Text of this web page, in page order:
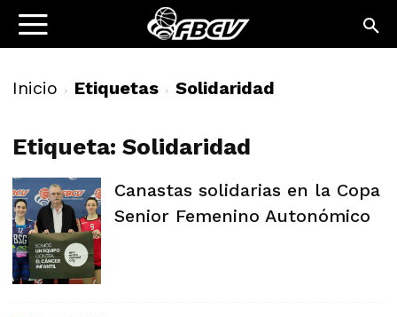
Inicio Etiquetas Solidaridad
Etiqueta: Solidaridad
Canastas solidarias en la Copa
Senior Femenino Autonómico